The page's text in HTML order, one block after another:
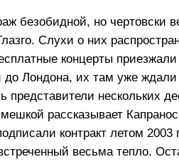
безобидной, но чертовски
Слухи о них
концерты
Лондона, их там уже
представители нескольких
рассказывает
контракт летом
весьма тепло.